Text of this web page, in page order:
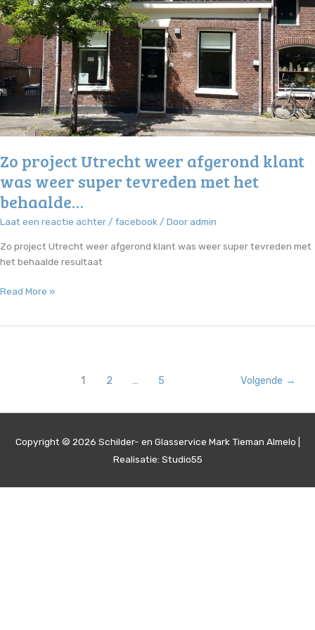
Zo project Utrecht weer afgerond klant
was weer super tevreden met het
behaalde…
Laat een reactie achter / facebook / Door admin
Zo project Utrecht weer afgerond klant was weer super tevreden met
het behaalde resultaat
Zo
super
met
Read More »
1 2 … 5 Volgende →
Copyright © 2026 Schilder- en Glasservice Mark Tieman Almelo
Realisatie: Studio55